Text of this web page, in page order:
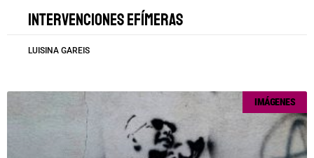
Intervenciones efímeras
LUISINA GAREIS
IMÁGENES